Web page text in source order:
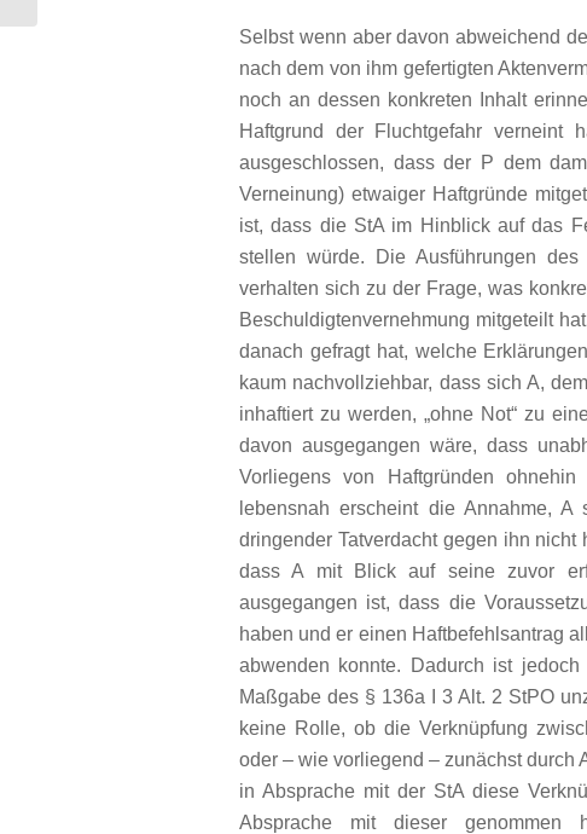
Selbst wenn aber davon abweichend
nach dem von ihm gefertigten
noch an dessen konkreten Inhalt
Haftgrund der Fluchtgefahr verneint
ausgeschlossen, dass der P dem
Verneinung) etwaiger Haftgründe
ist, dass die StA im Hinblick auf das
stellen würde. Die Ausführungen
verhalten sich zu der Frage, was
Beschuldigtenvernehmung mitgeteilt
danach gefragt hat, welche
kaum nachvollziehbar, dass sich A,
inhaftiert zu werden, „ohne Not“ zu
davon ausgegangen wäre, dass
Vorliegens von Haftgründen
lebensnah erscheint die Annahme,
dringender Tatverdacht gegen ihn
dass A mit Blick auf seine zuvor
ausgegangen ist, dass die
haben und er einen Haftbefehlsantrag
abwenden konnte. Dadurch ist
Maßgabe des § 136a I 3 Alt. 2 StPO
keine Rolle, ob die Verknüpfung
oder – wie vorliegend – zunächst durch
in Absprache mit der StA diese
Absprache mit dieser genommen